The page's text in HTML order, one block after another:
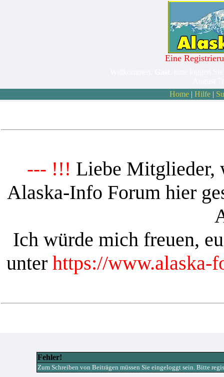
Eine
Home| Hilfe|
--- !!! Liebe Mitglieder,
Alaska-Info Forum hier
Ich würde mich freuen,
unter https://www.alaska-
Fehler!
Zum Schreiben von Beiträgen müssen Sie eingeloggt sein. Bitte